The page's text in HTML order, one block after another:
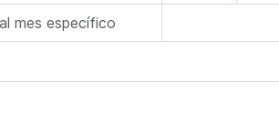
mes específico